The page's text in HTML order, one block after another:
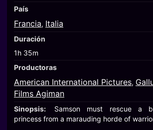
País
Francia, Italia
Duración
1h 35m
Productoras
American International Pictures,
Films Agiman
Sinopsis:
Samson must rescue a
princess from a marauding horde of